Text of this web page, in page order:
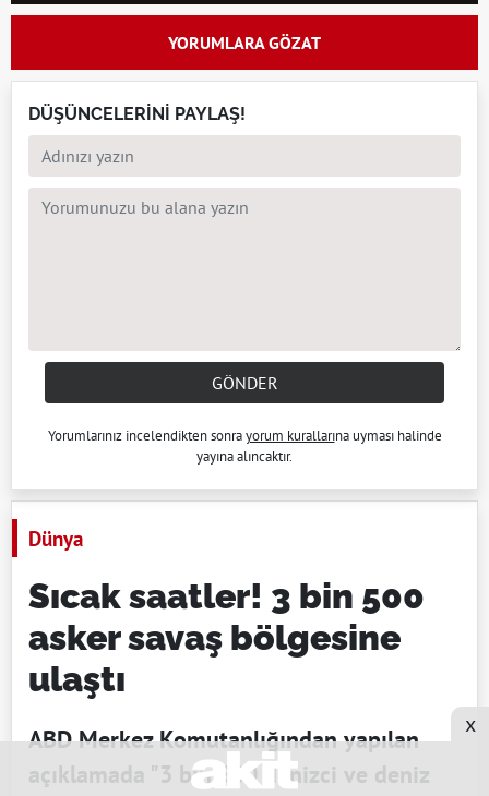
YORUMLARA GÖZAT
DÜŞÜNCELERİNİ PAYLAŞ!
GÖNDER
Yorumlarınız incelendikten sonrayorum kurallarına uyması halinde
yayına alıncaktır.
Dünya
Sıcak saatler! 3 bin 500
asker savaş bölgesine
ulaştı
ABD Merkez Komutanlığından yapılan
açıklamada "3 bin 500 denizci ve deniz
x